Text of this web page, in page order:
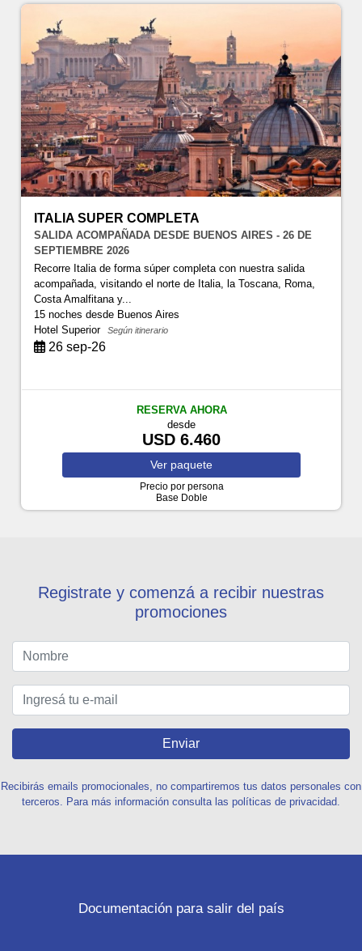
ITALIA SUPER COMPLETA
SALIDA ACOMPAÑADA DESDE BUENOS AIRES - 26 DE
SEPTIEMBRE 2026
Recorre Italia de forma súper completa con nuestra salida
acompañada, visitando el norte de Italia, la Toscana, Roma,
Costa Amalfitana y...
15 nochesdesde Buenos Aires
Hotel Superior
Según itinerario
26 sep-26
RESERVA AHORA
desde
USD 6.460
Ver paquete
Precio por persona
Base Doble
Registrate y comenzá a recibir nuestras
promociones
Enviar
Recibirás emails promocionales, no compartiremos tus datos personales con
terceros. Para más información consulta las políticas de privacidad.
Documentación para salir del país